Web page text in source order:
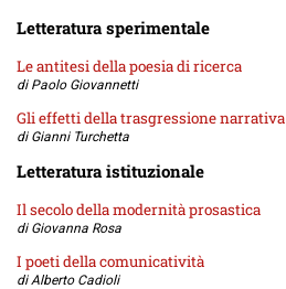
Letteratura sperimentale
Le antitesi della poesia di ricerca
di Paolo Giovannetti
Gli effetti della trasgressione narrativa
di Gianni Turchetta
Letteratura istituzionale
Il secolo della modernità prosastica
di Giovanna Rosa
I poeti della comunicatività
di Alberto Cadioli